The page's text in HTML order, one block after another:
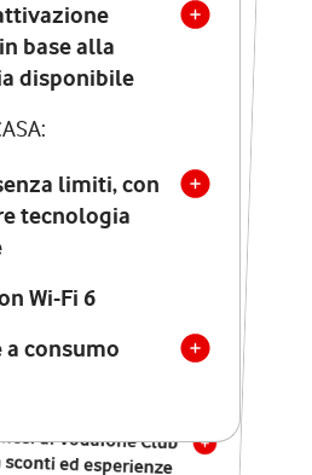
base alla
disponibile
limiti, con
tecnologia
Wi-Fi 6
a consumo
di attivazione
in base alla
disponibile
TUA CASA:
senza limiti, con
tecnologia
Seven con Wi-Fi 7
illimitate verso
fissi e mobili
di Vodafone Club
sconti ed esperienze
poi si disattiva